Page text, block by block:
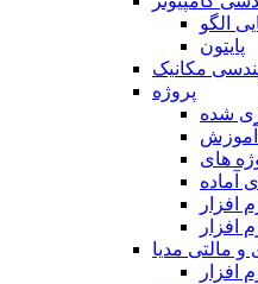
پایتون
مکانیک
پروژه
شده
مالتی مدیا